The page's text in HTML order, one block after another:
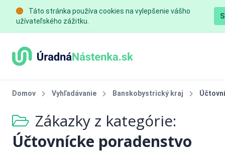
Táto stránka používa cookies na vylepšenie vášho
užívateľského zážitku.
Domov Vyhľadávanie Banskobystrický kraj
Zákazky z kategórie:
Účtovnícke poradenstvo